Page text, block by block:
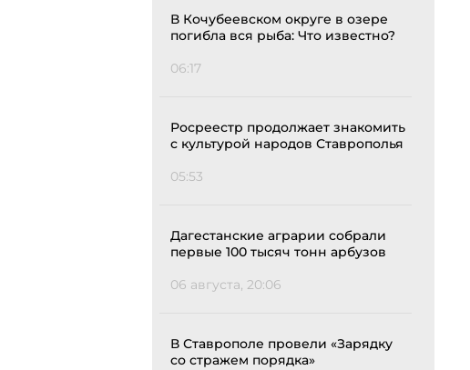
В Кочубеевском округе в озере
погибла вся рыба: Что известно?
06:17
Росреестр продолжает знакомить
с культурой народов Ставрополья
05:53
Дагестанские аграрии собрали
первые 100 тысяч тонн арбузов
06 августа, 20:06
В Ставрополе провели «Зарядку
со стражем порядка»